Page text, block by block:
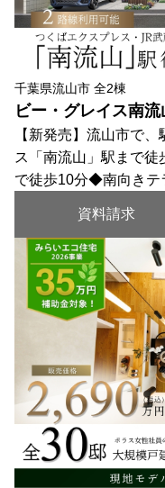
千葉県流山市 全2棟
ビー・グレイス南
【新発売】流山市で
ス「南流山」駅まで
で徒歩10分◆南向き
資料請求